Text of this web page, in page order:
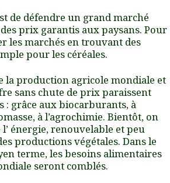
de défendre un grand marché
prix garantis aux paysans. Pour
les marchés en trouvant des
pour les céréales.
la production agricole mondiale et
sans chute de prix paraissent
: grâce aux biocarburants, à
à l’agrochimie. Bientôt, on
énergie, renouvelable et peu
productions végétales. Dans le
terme, les besoins alimentaires
seront comblés.